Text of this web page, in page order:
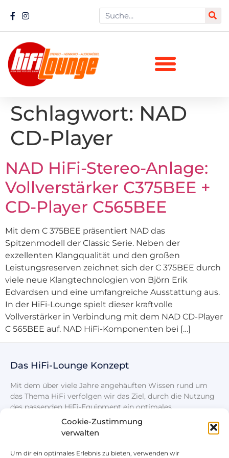
Cookie-Zustimmung
verwalten
Um dir ein optimales Erlebnis zu bieten, verwenden wir
Schlagwort: NAD
CD-Player
NAD HiFi-Stereo-Anlage:
Vollverstärker C375BEE +
CD-Player C565BEE
Mit dem C 375BEE präsentiert NAD das
Spitzenmodell der Classic Serie. Neben der
exzellenten Klangqualität und den großen
Leistungsreserven zeichnet sich der C 375BEE durch
viele neue Klangtechnologien von Björn Erik
Edvardsen und eine umfangreiche Ausstattung aus.
In der HiFi-Lounge spielt dieser kraftvolle
Vollverstärker in Verbindung mit dem NAD CD-Player
C 565BEE auf. NAD HiFi-Komponenten bei […]
Das HiFi-Lounge Konzept
Mit dem über viele Jahre angehäuften Wissen rund um
das Thema HiFi verfolgen wir das Ziel, durch die Nutzung
des passenden HiFi-Equipment ein optimales
Klangerlebnis zu schaffen.